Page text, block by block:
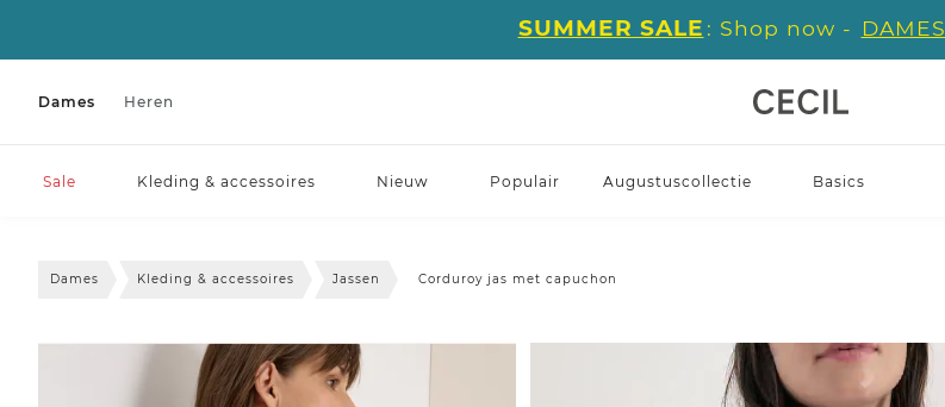
SUMMER SALE : Shop now - DAMES
Dames Heren
Sale Kleding & accessoires Nieuw Populair Augustuscollectie Basics
Dames Kleding & accessoires Jassen Corduroy jas met capuchon